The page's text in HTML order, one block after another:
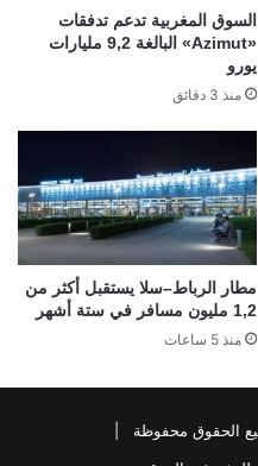
السوق المغربية تدعم تدفقات
«Azimut» البالغة 9,2 مليارات
يورو
منذ 3 دقائق
مطار الرباط–سلا يستقبل أكثر من
1,2 مليون مسافر في ستة أشهر
منذ 5 ساعات